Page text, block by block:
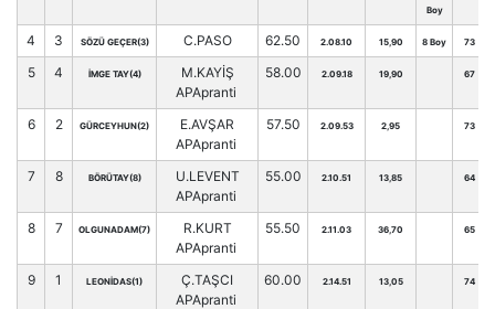
Boy
4 3 SÖZÜ GEÇER(3) C.PASO 62.50 2.08.10 15,90 8 Boy 73
5 4 İMGE TAY(4)
M.KAYİŞ
APApranti
58.00 2.09.18 19,90 67
6 2 GÜRCEYHUN(2)
E.AVŞAR
APApranti
57.50 2.09.53 2,95 73
7 8 BÖRÜTAY(8)
U.LEVENT
APApranti
55.00 2.10.51 13,85 64
8 7 OLGUNADAM(7)
R.KURT
APApranti
55.50 2.11.03 36,70 65
9 1 LEONİDAS(1)
Ç.TAŞCI
APApranti
60.00 2.14.51 13,05 74